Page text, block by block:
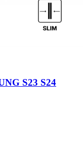
S23 S24